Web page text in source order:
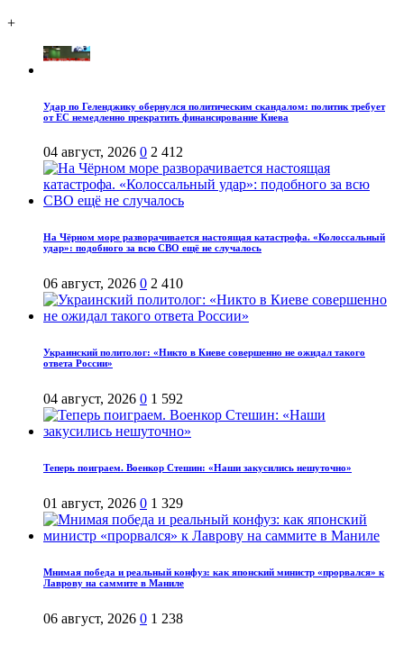
+
Удар по Геленджику обернулся политическим скандалом: политик требует
от ЕС немедленно прекратить финансирование Киева
04 август, 2026 0 2 412
На Чёрном море разворачивается настоящая катастрофа. «Колоссальный
удар»: подобного за всю СВО ещё не случалось
06 август, 2026 0 2 410
Украинский политолог: «Никто в Киеве совершенно не ожидал такого
ответа России»
04 август, 2026 0 1 592
Теперь поиграем. Военкор Стешин: «Наши закусились нешуточно»
01 август, 2026 0 1 329
Мнимая победа и реальный конфуз: как японский министр «прорвался» к
Лаврову на саммите в Маниле
06 август, 2026 0 1 238